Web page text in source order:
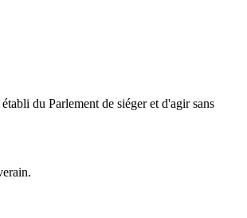
du Parlement de siéger et d'agir sans